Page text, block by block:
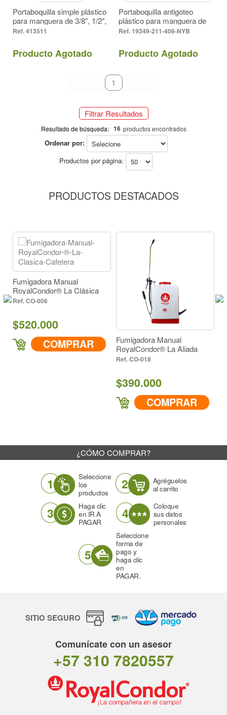
Portaboquilla simple plástico
para manguera de 3/8", 1/2",
3/4". Tapa rosca.
413511
Producto Agotado
Portaboquilla antigoteo
plástico para manguera de
3/8", 1/2", 3/4". Tapa acople
19349-211-406-NYB
Producto Agotado
anterior
1
Filtrar Resultados
Resultado de búsqueda: 16 productos encontrados
Ordenar por:
Productos por página:
PRODUCTOS DESTACADOS
Manual
La Clásica
COMPRAR
Fumigadora Manual
RoyalCondor® La Aliada
$390.000
COMPRAR
¿CÓMO COMPRAR?
1
Seleccione
los
productos
2
Agréguelos
al carrito
3
Haga clic
en IR A
PAGAR
4
Coloque
sus datos
personales
5
Seleccione
forma de
pago y
haga clic
en
PAGAR.
SITIO SEGURO
Comunícate con un asesor
+57 310 7820557